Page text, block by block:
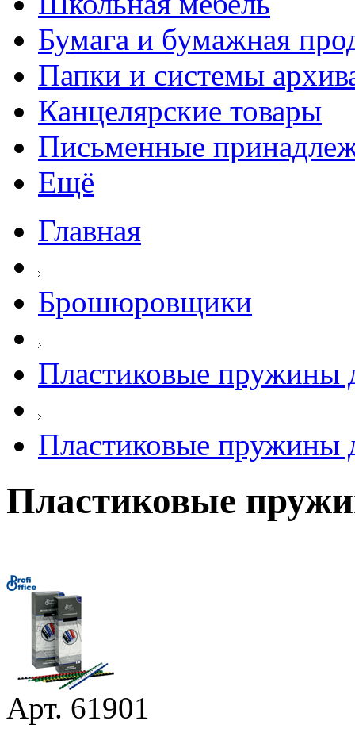
Бумага и бумажная
Папки и системы
Канцелярские товары
Письменные
Ещё
Главная
Брошюровщики
Пластиковые пружины
Пластиковые пружины
Пластиковые
Арт. 61901